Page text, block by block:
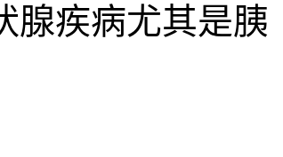
腺疾病尤其是胰